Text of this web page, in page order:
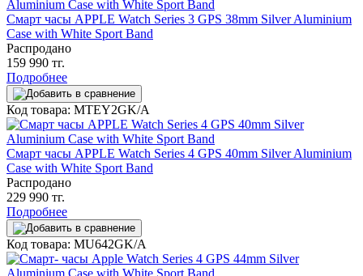
Смарт часы APPLE Watch Series 3 GPS 38mm Silver Aluminium
Case with White Sport Band
Распродано
159 990 тг.
Подробнее
Код товара: MTEY2GK/A
Смарт часы APPLE Watch Series 4 GPS 40mm Silver Aluminium
Case with White Sport Band
Распродано
229 990 тг.
Подробнее
Код товара: MU642GK/A